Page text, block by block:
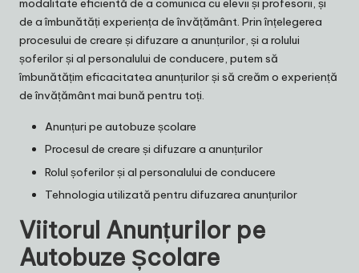
modalitate eficientă de a comunica cu elevii și profesorii, și
de a îmbunătăți experiența de învățământ. Prin înțelegerea
procesului de creare și difuzare a anunțurilor, și a rolului
șoferilor și al personalului de conducere, putem să
îmbunătățim eficacitatea anunțurilor și să creăm o experiență
de învățământ mai bună pentru toți.
Anunțuri pe autobuze școlare
Procesul de creare și difuzare a anunțurilor
Rolul șoferilor și al personalului de conducere
Tehnologia utilizată pentru difuzarea anunțurilor
Viitorul Anunțurilor pe
Autobuze Școlare